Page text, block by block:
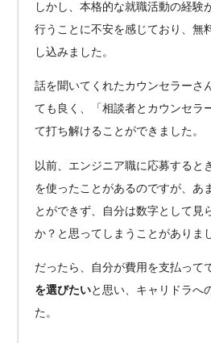
しかし、本格的な就職活動の経験
行うことに不安を感じており、無
し込みました。
話を聞いてくれたカウンセラーさ
ても良く、「相談者とカウンセラ
て打ち解けることができました。
以前、エンジニア職に応募すると
を使ったことがあるのですが、あ
とができず、自分は数字として見
か？と思ってしまうことがありま
だったら、自分が費用を支払って
を選びたいと思い、キャリドラへ
た。